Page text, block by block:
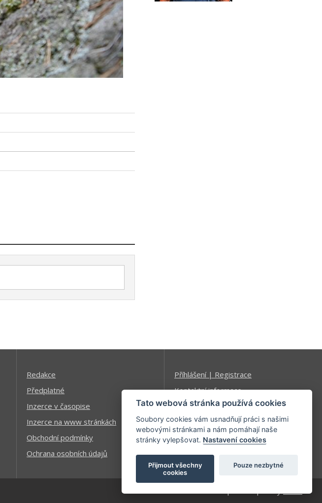
Redakce
Předplatné
Inzerce v časopise
Inzerce na www stránkách
Obchodní podmínky
Ochrana osobních údajů
Příhlášení | Registrace
Kontaktní informace
Mapa stránek
Tato webová stránka používá cookies
Soubory cookies vám usnadňují práci s našimi
webovými stránkami a nám pomáhají naše
stránky vylepšovat. Nastavení cookies
Přijmout všechny
cookies
Pouze nezbytné